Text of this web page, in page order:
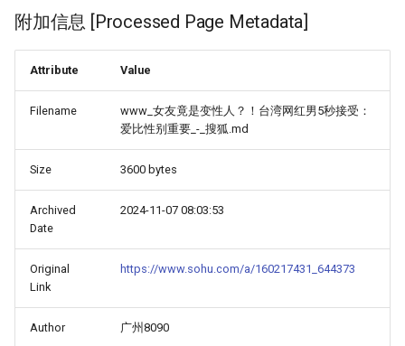
附加信息 [Processed Page Metadata]
Attribute Value
Filename
www_女友竟是变性人？！台湾网红男5秒接受：
爱比性别重要_-_搜狐.md
Size 3600 bytes
Archived
Date
2024-11-07 08:03:53
Original
Link
https://www.sohu.com/a/160217431_644373
Author 广州8090